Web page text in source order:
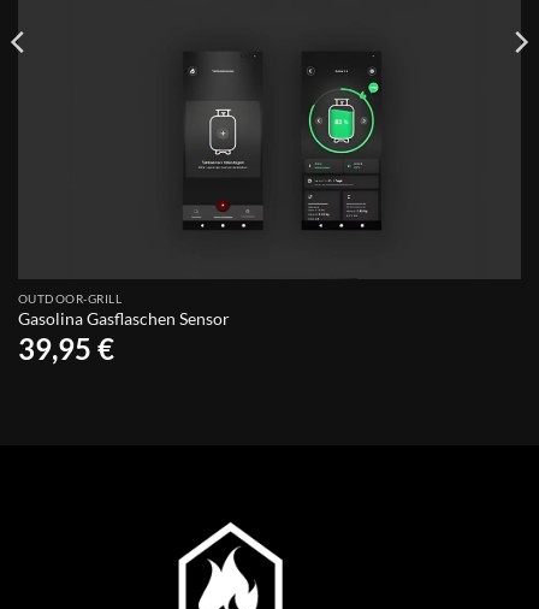
OUTDOOR-GRILL
Gasolina Gasflaschen Sensor
39,95 €